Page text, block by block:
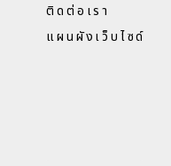
ติดต่อเรา
แผนผังเว็บไซด์